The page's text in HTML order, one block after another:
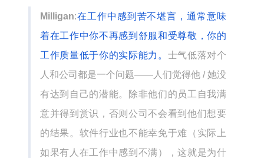
Milligan:在工作中感到苦不堪言，通常意味
着在工作中你不再感到舒服和受尊敬，你的
工作质量低于你的实际能力。 士气低落对个
人和公司都是一个问题——人们觉得他 / 她没
有达到自己的潜能。除非他们的员工自我满
意并得到赏识，否则公司不会看到他们想要
的结果。 软件行业也不能幸免于难（实际上
如果有人在工作中感到不满），这就是为什